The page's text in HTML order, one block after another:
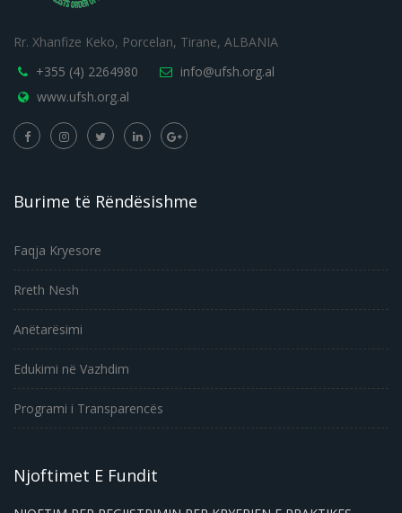
Rr. Xhanfize Keko, Porcelan, Tirane, ALBANIA
+355 (4) 2264980
info@ufsh.org.al
www.ufsh.org.al
Burime të Rëndësishme
Faqja Kryesore
Rreth Nesh
Anëtarësimi
Edukimi në Vazhdim
Programi i Transparencës
Njoftimet E Fundit